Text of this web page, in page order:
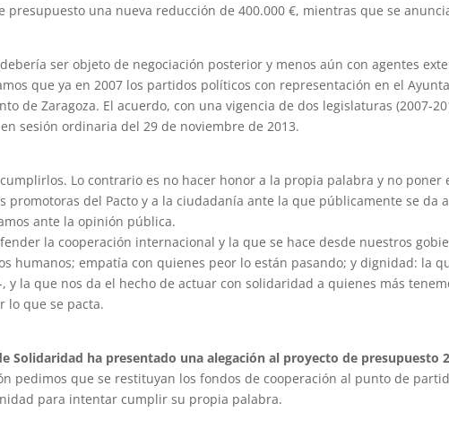
presupuesto una nueva reducción de 400.000 €, mientras que se
ser objeto de negociación posterior y menos aún con agentes
que ya en 2007 los partidos políticos con representación en el
de Zaragoza. El acuerdo, con una vigencia de dos legislaturas (2007-
sesión ordinaria del 29 de noviembre de 2013.
Lo contrario es no hacer honor a la propia palabra y no
promotoras del Pacto y a la ciudadanía ante la que públicamente se da
ante la opinión pública.
la cooperación internacional y la que se hace desde nuestros
humanos; empatía con quienes peor lo están pasando; y dignidad: la
la que nos da el hecho de actuar con solidaridad a quienes más
lo que se pacta.
Solidaridad ha presentado una alegación al proyecto de
pedimos que se restituyan los fondos de cooperación al punto de
para intentar cumplir su propia palabra.